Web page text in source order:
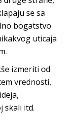
se sa
bogatstvo
uticaja
izmeriti od
vrednosti,
skali itd.